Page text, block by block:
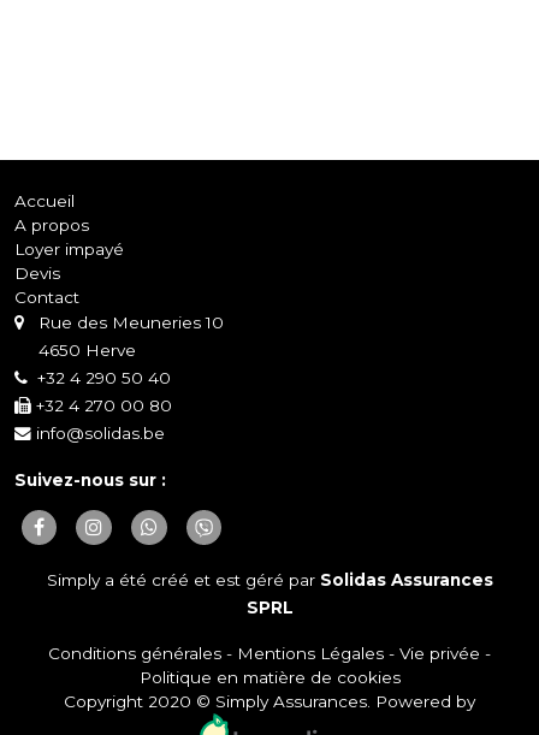
Accueil
A propos
Loyer impayé
Devis
Contact
Rue des Meuneries 10
4650 Herve
+32 4 290 50 40
+32 4 270 00 80
info@solidas.be
Suivez-nous sur :
Simply a été créé et est géré par Solidas Assurances
SPRL
Conditions générales - Mentions Légales - Vie privée -
Politique en matière de cookies
Copyright 2020 © Simply Assurances. Powered by